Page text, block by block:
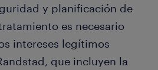
y planificación de
es necesario
intereses legítimos
que incluyen la